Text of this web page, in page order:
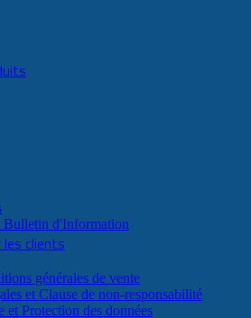
Bulletin d'Information
clients
générales de vente
et Clause de non-responsabilité
et Protection des données